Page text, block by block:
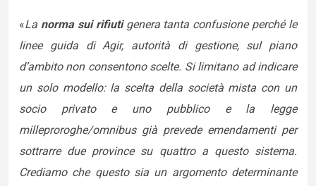
«La norma sui rifiutigenera tanta confusione perché le
linee guida di Agir, autorità di gestione, sul piano
d’ambito non consentono scelte. Si limitano ad indicare
un solo modello: la scelta della società mista con un
socio privato e uno pubblico e la legge
milleproroghe/omnibus già prevede emendamenti per
sottrarre due province su quattro a questo sistema.
Crediamo che questo sia un argomento determinante